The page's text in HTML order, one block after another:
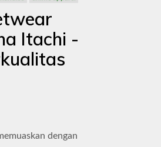
Itachi -
dengan